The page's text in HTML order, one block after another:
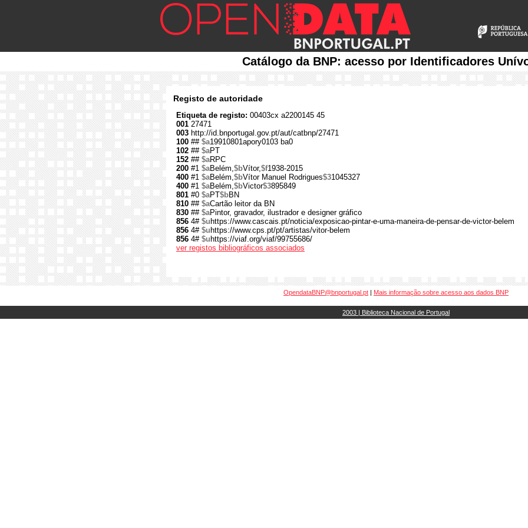
Catálogo da BNP: acesso por Identificadores
Registo de autoridade
Etiqueta de registo: 00403cx a2200145 45
001 27471
003 http://id.bnportugal.gov.pt/aut/catbnp/27471
100 ## $a19910801apory0103 ba0
102 ## $aPT
152 ## $aRPC
200 #1 $aBelém,$bVítor,$f1938-2015
400 #1 $aBelém,$bVítor Manuel Rodrigues$31045327
400 #1 $aBelém,$bVictor$3895849
801 #0 $aPT$bBN
810 ## $aCartão leitor da BN
830 ## $aPintor, gravador, ilustrador e designer gráfico
856 4# $u https://www.cascais.pt/noticia/exposicao-pintar-e-uma-maneira-de-pensar-de-victor-belem
856 4# $u https://www.cps.pt/pt/artistas/vitor-belem
856 4# $u https://viaf.org/viaf/99755686/
ver registos bibliográficos associados
OpendataBNP@bnportugal.pt | Mais informação sobre acesso aos dados BNP
2003 | Biblioteca Nacional de Portugal